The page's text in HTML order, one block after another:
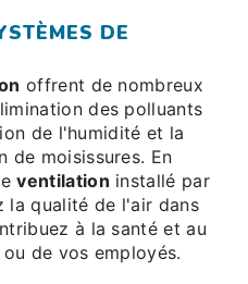
DE
offrent de nombreux
des polluants
de l'humidité et la
de moisissures. En
ventilation installé par
la qualité de l'air dans
à la santé et au
de vos employés.